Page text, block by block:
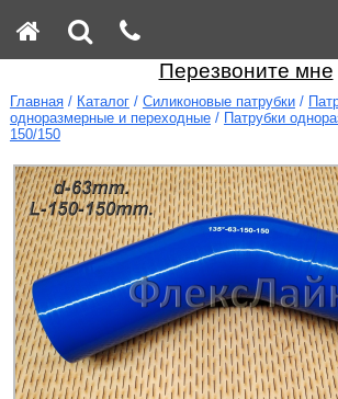
Перезвоните мне
Главная/ Каталог/ Силиконовые патрубки/
одноразмерные и переходные/ Патрубки
150/150